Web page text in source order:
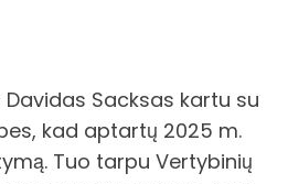
Sacksas kartu su
kad aptartų 2025 m.
Tuo tarpu Vertybinių